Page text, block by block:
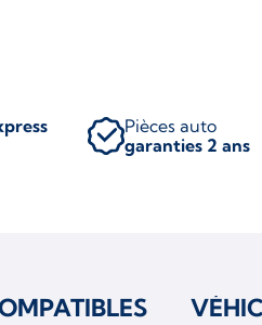
Pièces auto
garanties 2 ans